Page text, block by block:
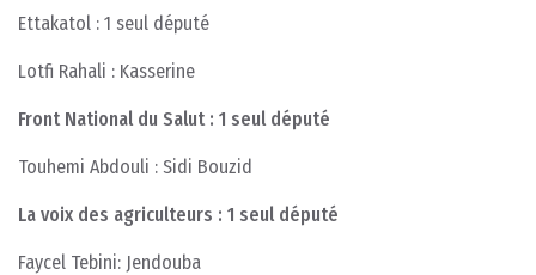
Ettakatol : 1 seul député
Lotfi Rahali : Kasserine
Front National du Salut : 1 seul député
Touhemi Abdouli : Sidi Bouzid
La voix des agriculteurs : 1 seul député
Faycel Tebini: Jendouba